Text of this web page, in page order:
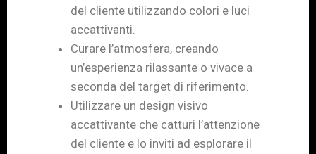
del cliente utilizzando colori e luci
accattivanti.
Curare l’atmosfera, creando
un’esperienza rilassante o vivace a
seconda del target di riferimento.
Utilizzare un design visivo
accattivante che catturi l’attenzione
del cliente e lo inviti ad esplorare il